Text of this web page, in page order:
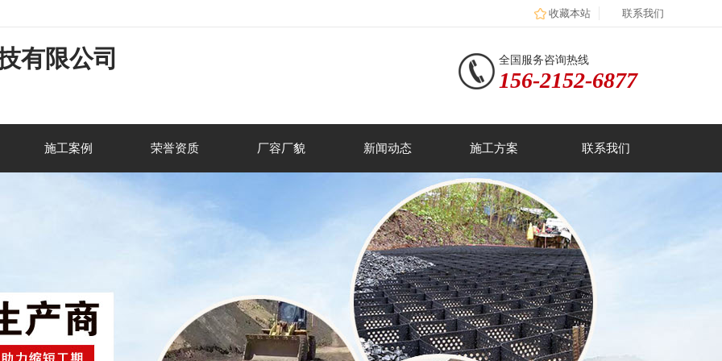
收藏本站 联系我们
有限公司 全国服务咨询热线
156-2152-6877
施工案例 荣誉资质 厂容厂貌 新闻动态 施工方案 联系我们